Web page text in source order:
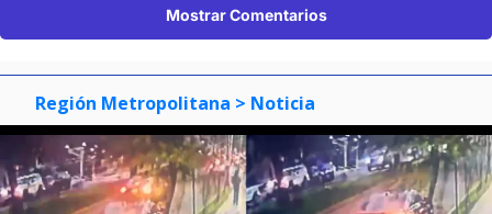
Mostrar Comentarios
Región Metropolitana > Noticia